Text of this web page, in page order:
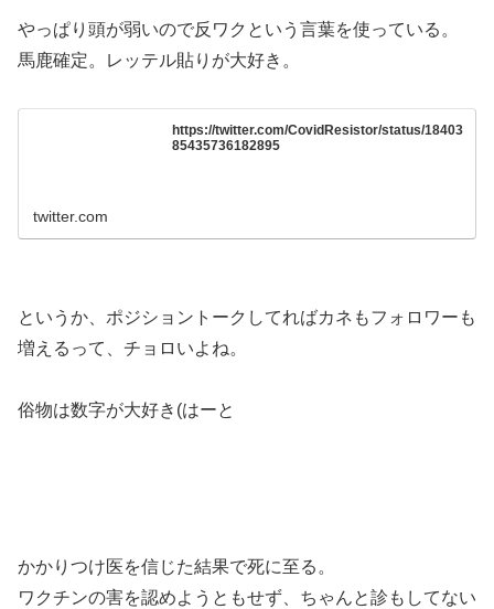
やっぱり頭が弱いので反ワクという言葉を使っている。
馬鹿確定。レッテル貼りが大好き。
https://twitter.com/CovidResistor/status/18403
85435736182895
twitter.com
というか、ポジショントークしてればカネもフォロワーも
増えるって、チョロいよね。
俗物は数字が大好き(はーと
かかりつけ医を信じた結果で死に至る。
ワクチンの害を認めようともせず、ちゃんと診もしてない